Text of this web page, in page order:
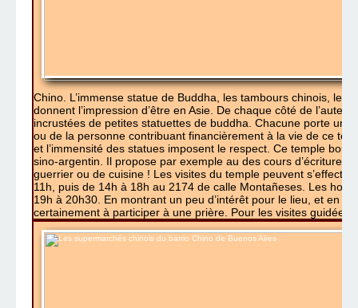
Chino. L’immense statue de Buddha, les tambours chinois, les
donnent l’impression d’être en Asie. De chaque côté de l’autel
incrustées de petites statuettes de buddha. Chacune porte
ou de la personne contribuant financièrement à la vie de ce
et l’immensité des statues imposent le respect. Ce temple
sino-argentin. Il propose par exemple au des cours d’écriture et
guerrier ou de cuisine ! Les visites du temple peuvent
11h, puis de 14h à 18h au 2174 de calle Montañeses. Les
19h à 20h30. En montrant un peu d’intérêt pour le lieu, et en
certainement à participer à une prière. Pour les visites guidées